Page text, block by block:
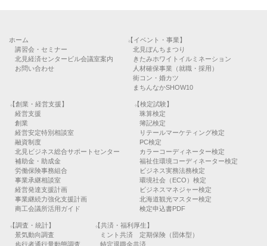
ホーム
講習会・セミナー
北見経済センタービル会議室案内
お問い合わせ
【イベント・事業】
北見ぼんちまつり
きたみホワイトイルミネーション
人材確保事業（就職・採用）
街コン・婚カツ
まちんなかSHOW10
【創業・経営支援】
経営支援
創業
経営安定特別相談室
融資制度
北見ビジネス総合サポートセンター
補助金・助成金
労働保険事務組合
事業承継相談室
経営発達支援計画
事業継続力強化支援計画
商工会議所活用ガイド
【検定試験】
珠算検定
簿記検定
リテールマーケティング検定
PC検定
カラーコーディネーター検定
福祉住環境コーディネーター検定
ビジネス実務法務検定
環境社会（ECO）検定
ビジネスマネジャー検定
北海道観光マスター検定
検定申込書PDF
【調査・統計】
景気動向調査
歩行者通行量動態調査
【共済・福利厚生】
ミント共済 定期保険（団体型）
特定退職金共済